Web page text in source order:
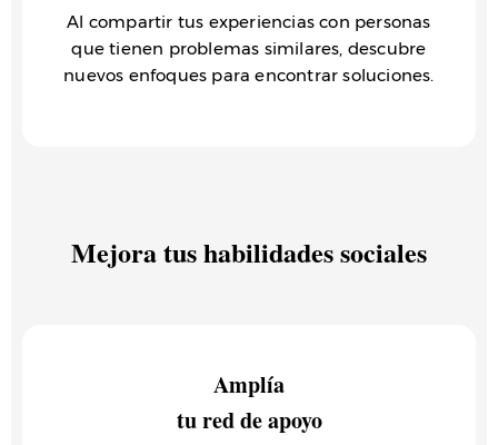
Al compartir tus experiencias con personas
que tienen problemas similares, descubre
nuevos enfoques para encontrar soluciones.
Mejora tus habilidades sociales
Amplía
tu red de apoyo